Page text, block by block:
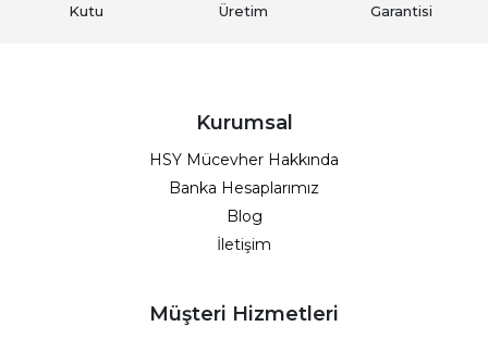
Kutu
Üretim
Garantisi
Kurumsal
HSY Mücevher Hakkında
Banka Hesaplarımız
Blog
İletişim
Müşteri Hizmetleri